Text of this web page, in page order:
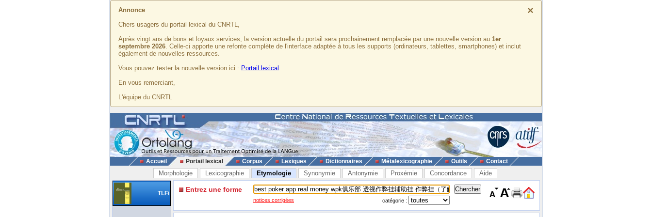
×
Annonce
Chers usagers du portail lexical du CNRTL,
Après vingt ans de bons et loyaux services, la version actuelle du portail sera prochainement remplacée par une nouvelle version au 1er
septembre 2026. Celle-ci apporte une refonte complète de l'interface adaptée à tous les supports (ordinateurs, tablettes, smartphones) et inclut
également de nouvelles ressources.
Vous pouvez tester la nouvelle version ici : Portail lexical
En vous remerciant,
L'équipe du CNRTL
Accueil Portail lexical Corpus Lexiques Dictionnaires Métalexicographie Outils Contact
Morphologie Lexicographie Etymologie Synonymie Antonymie Proxémie Concordance Aide
TLFi Entrez une forme
notices corrigées catégorie :